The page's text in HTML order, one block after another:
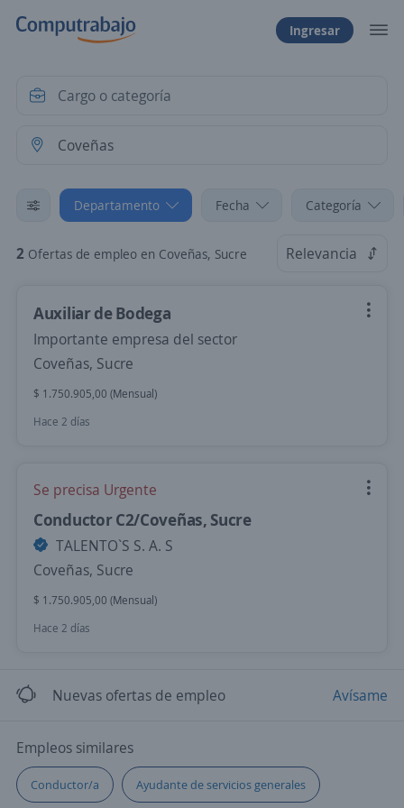
Ingresar
Departamento Fecha Categoría
2 Ofertas de empleo en Coveñas, Sucre Relevancia
Auxiliar de Bodega
Importante empresa del sector
Coveñas, Sucre
$ 1.750.905,00 (Mensual)
Hace 2 días
Se precisa Urgente
Conductor C2/Coveñas, Sucre
TALENTO`S S. A. S
Coveñas, Sucre
$ 1.750.905,00 (Mensual)
Hace 2 días
Nuevas ofertas de empleo Avísame
Empleos similares
Conductor/a Ayudante de servicios generales